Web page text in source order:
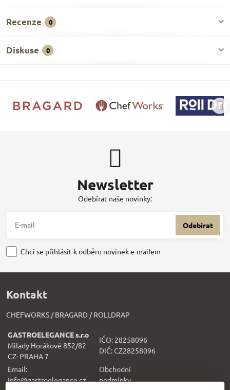
Recenze 0
Diskuse 0
Newsletter
Odebírat naše novinky:
Odebírat
Chci se přihlásit k odběru novinek e-mailem
Kontakt
CHEFWORKS / BRAGARD / ROLLDRAP
GASTROELEGANCE s.r.o
Milady Horákové 852/82
CZ- PRAHA 7
IČO: 28258096
DIČ: CZ28258096
Email:
info@gastroelegance.cz
Obchodní
podmínky